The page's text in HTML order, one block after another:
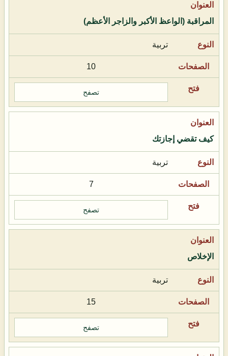
المراقبة (الواعظ الأكبر والزاجر الأعظم)
تربية
10
تصفح
كيف تقضي إجازتك
تربية
7
تصفح
الإخلاص
تربية
15
تصفح